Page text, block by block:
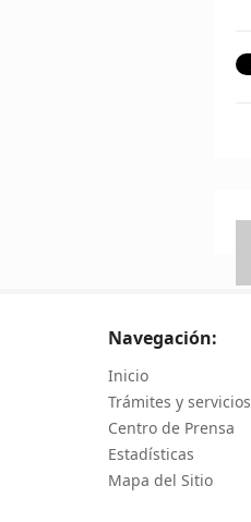
Navegación:
Inicio
Trámites y servicios
Centro de Prensa
Estadísticas
Mapa del Sitio